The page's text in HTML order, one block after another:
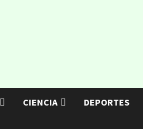
CIENCIA DEPORTES